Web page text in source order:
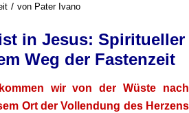
/ von Pater Ivano
in Jesus: Spiritueller
Weg der Fastenzeit
wir von der Wüste nach
Ort der Vollendung des Herzens